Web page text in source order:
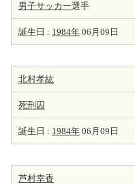
男子サッカー選手
誕生日 : 1984年 06月09日
北村孝紘
死刑囚
誕生日 : 1984年 06月09日
芦村幸香